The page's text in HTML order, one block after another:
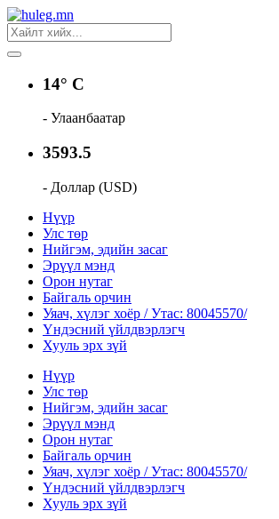
14° C
- Улаанбаатар
3593.5
- Доллар (USD)
Нүүр
Улс төр
Нийгэм, эдийн засаг
Эрүүл мэнд
Орон нутаг
Байгаль орчин
Уяач, хүлэг хоёр / Утас: 80045570/
Үндэсний үйлдвэрлэгч
Хууль эрх зүй
Нүүр
Улс төр
Нийгэм, эдийн засаг
Эрүүл мэнд
Орон нутаг
Байгаль орчин
Уяач, хүлэг хоёр / Утас: 80045570/
Үндэсний үйлдвэрлэгч
Хууль эрх зүй